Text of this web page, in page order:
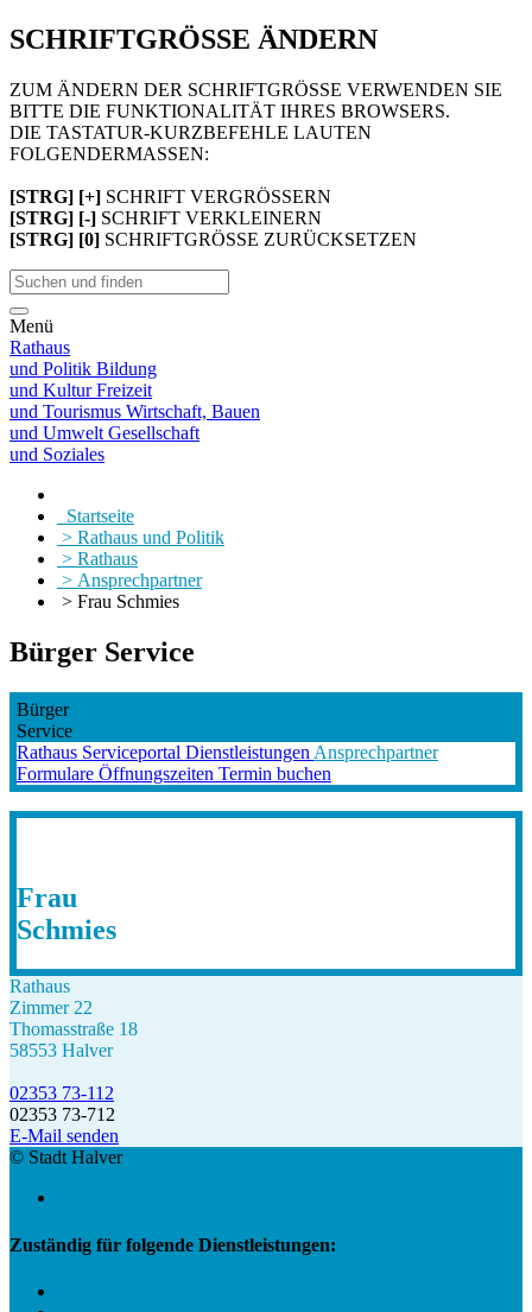
SCHRIFTGRÖSSE ÄNDERN
ZUM ÄNDERN DER SCHRIFTGRÖSSE VERWENDEN SIE
BITTE DIE FUNKTIONALITÄT IHRES BROWSERS.
DIE TASTATUR-KURZBEFEHLE LAUTEN
FOLGENDERMASSEN:
[STRG] [+] SCHRIFT VERGRÖSSERN
[STRG] [-] SCHRIFT VERKLEINERN
[STRG] [0] SCHRIFTGRÖSSE ZURÜCKSETZEN
Menü
Rathaus
und Politik Bildung
und KulturFreizeit
und Tourismus Wirtschaft, Bauen
und Umwelt Gesellschaft
und Soziales
Startseite
> Rathaus und Politik
> Rathaus
> Ansprechpartner
> Frau Schmies
Bürger Service
Bürger
Service
Rathaus Serviceportal Dienstleistungen Ansprechpartner
Formulare Öffnungszeiten Termin buchen
Frau
Schmies
Rathaus
Zimmer 22
Thomasstraße 18
58553 Halver
02353 73-112
02353 73-712
E-Mail senden
© Stadt Halver
Zuständig für folgende Dienstleistungen: